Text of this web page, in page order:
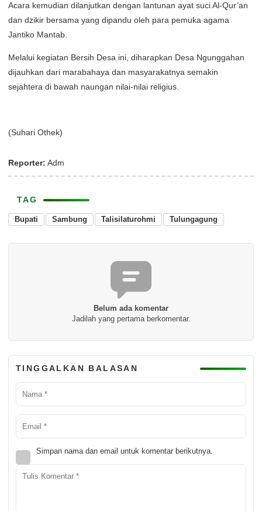
Acara kemudian dilanjutkan dengan lantunan ayat suci Al-Qur’an
dan dzikir bersama yang dipandu oleh para pemuka agama
Jantiko Mantab.
Melalui kegiatan Bersih Desa ini, diharapkan Desa Ngunggahan
dijauhkan dari marabahaya dan masyarakatnya semakin
sejahtera di bawah naungan nilai-nilai religius.
(Suhari Othek)
Reporter: Adm
TAG
Bupati Sambung Talisilaturohmi Tulungagung
Belum ada komentar
Jadilah yang pertama berkomentar.
TINGGALKAN BALASAN
Simpan nama dan email untuk komentar berikutnya.